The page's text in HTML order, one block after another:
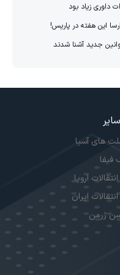
داوری زیاد بود
این هفته در پاریس!
جدید آشنا شدند
سایر
های آسیا
فیفا
اروپا
ایران
ژرمن